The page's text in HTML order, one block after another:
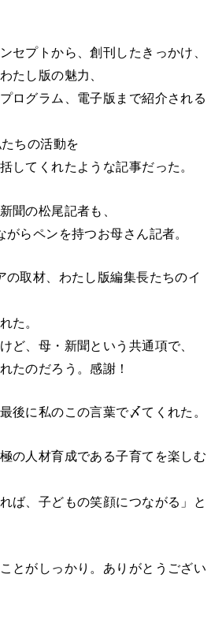
セプトから、創刊したきっかけ、
たし版の魅力、
ログラム、電子版まで紹介される
ちの活動を
してくれたような記事だった。
聞の松尾記者も、
らペンを持つお母さん記者。
の取材、わたし版編集長たちのイ
た。
ど、母・新聞という共通項で、
たのだろう。感謝！
後に私のこの言葉で〆てくれた。
の人材育成である子育てを楽しむ
ば、子どもの笑顔につながる」と
とがしっかり。ありがとうござい